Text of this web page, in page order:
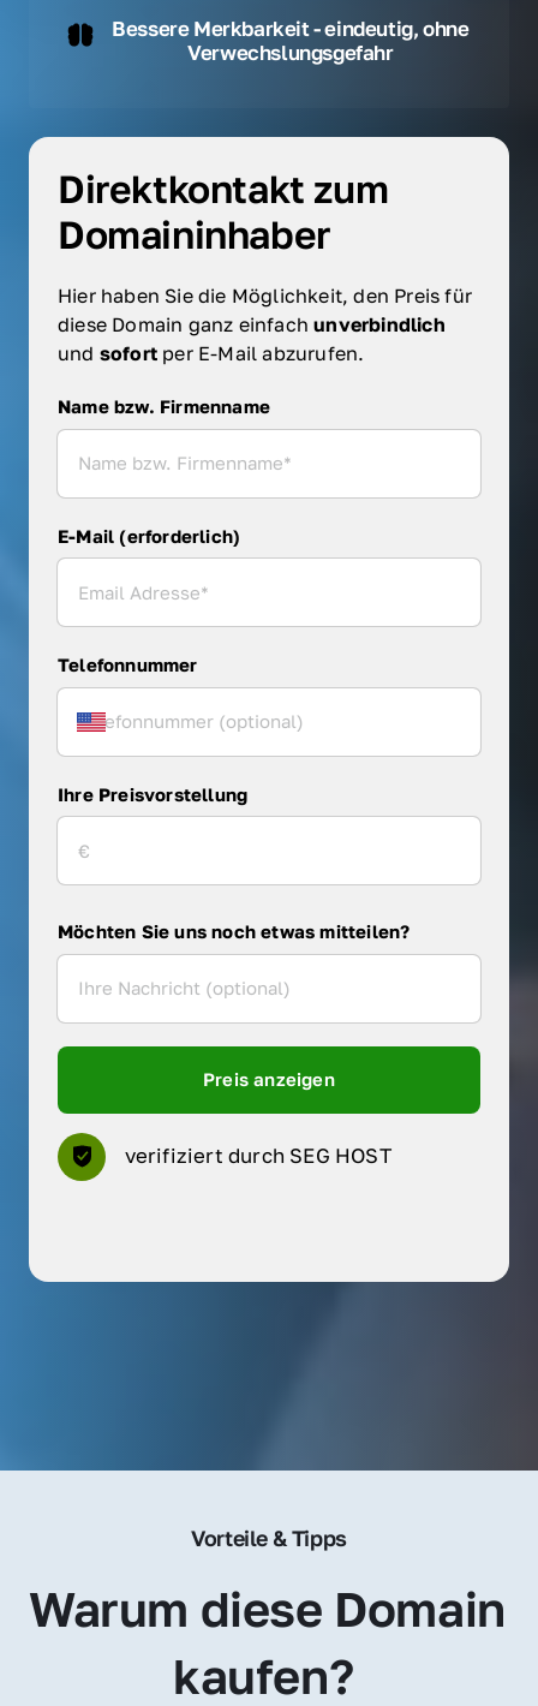
Bessere Merkbarkeit - eindeutig, ohne
Verwechslungsgefahr
Direktkontakt zum
Domaininhaber
Hier haben Sie die Möglichkeit, den Preis für
diese Domain ganz einfach
und sofort per E-Mail abzurufen.
Name bzw. Firmenname
Name bzw. Firmenname
E-Mail (erforderlich)
Telefonnummer
Ihre Preisvorstellung
Möchten Sie uns noch etwas mitteilen?
Preis anzeigen
verifiziert durch SEG HOST
Vorteile & Tipps
Warum diese Domain
kaufen?